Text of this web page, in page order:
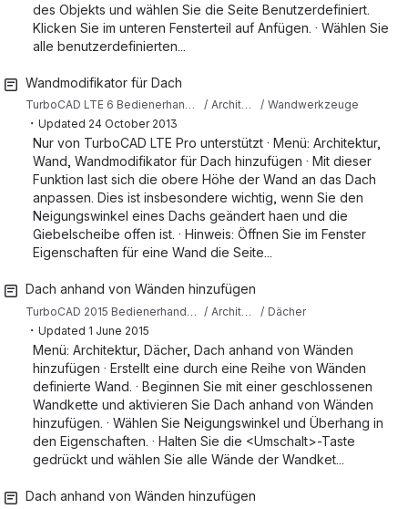
des Objekts und wählen Sie die Seite Benutzerdefiniert.
Klicken Sie im unteren Fensterteil auf Anfügen. · Wählen Sie
alle benutzerdefinierten...
Wandmodifikator für Dach
TurboCAD LTE 6 Bedienerhandbuch Architekturwerzeuge Wandwerkzeuge
・ Updated 24 October 2013
Nur von TurboCAD LTE Pro unterstützt · Menü: Architektur,
Wand, Wandmodifikator für Dach hinzufügen · Mit dieser
Funktion last sich die obere Höhe der Wand an das Dach
anpassen. Dies ist insbesondere wichtig, wenn Sie den
Neigungswinkel eines Dachs geändert haen und die
Giebelscheibe offen ist. · Hinweis: Öffnen Sie im Fenster
Eigenschaften für eine Wand die Seite...
Dach anhand von Wänden hinzufügen
Dächer
・ Updated 1 June 2015
Menü: Architektur, Dächer, Dach anhand von Wänden
hinzufügen · Erstellt eine durch eine Reihe von Wänden
definierte Wand. · Beginnen Sie mit einer geschlossenen
Wandkette und aktivieren Sie Dach anhand von Wänden
hinzufügen. · Wählen Sie Neigungswinkel und Überhang in
den Eigenschaften. · Halten Sie die <Umschalt>-Taste
gedrückt und wählen Sie alle Wände der Wandket...
Dach anhand von Wänden hinzufügen